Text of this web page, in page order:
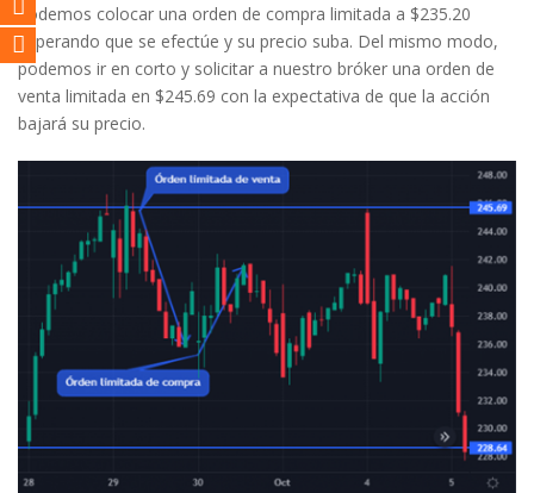
podemos colocar una orden de compra limitada a $235.20
esperando que se efectúe y su precio suba. Del mismo modo,
podemos ir en corto y solicitar a nuestro bróker una orden de
venta limitada en $245.69 con la expectativa de que la acción
bajará su precio.